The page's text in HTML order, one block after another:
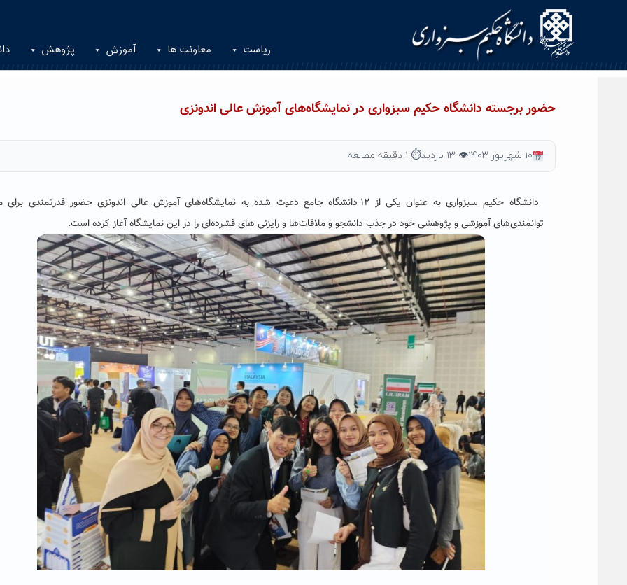
ریاست معاونت ها آموزش پژوهش
حضور برجسته دانشگاه حکیم سبزواری در نمایشگاه‌های آموزش عالی اندونزی
۱۰ شهریور ۱۴۰۳ 👁 ۱۳ بازدید ⏱ ۱ دقیقه مطالعه
دانشگاه حکیم سبزواری به عنوان یکی از ۱۲ دانشگاه جامع دعوت شده به نمایشگاه‌های آموزش عالی اندونزی حضور قدرتمندی
توانمندی‌های آموزشی و پژوهشی خود در جذب دانشجو و ملاقات‌ها و رایزنی های فشرده‌ای را در این نمایشگاه آغاز کرده است.